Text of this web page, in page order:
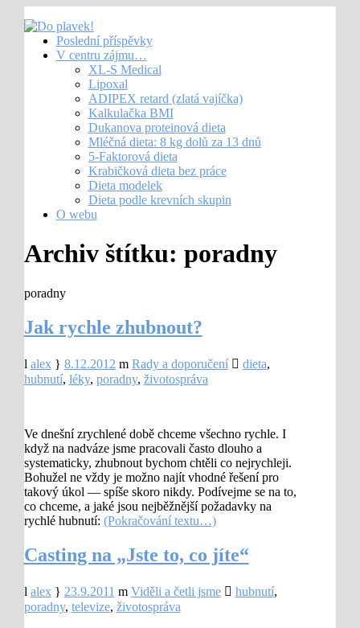
Poslední příspěvky
V centru zájmu…
XL-S Medical
Lipoxal
ADIPEX retard (zlatá vajíčka)
Kalkulačka BMI
Dukanova proteinová dieta
Mléčná dieta: 8 kg dolů za 13 dnů
5-Faktorová dieta
Krabičková dieta bez práce
Dieta modelek
Dieta podle krevních skupin
O webu
Archiv štítku: poradny
poradny
Jak rychle zhubnout?
alex 8.12.2012 Rady a doporučení dieta,
hubnutí, léky, poradny, životospráva
Ve dnešní zrychlené době chceme všechno rychle. I
když na nadváze jsme pracovali často dlouho a
systematicky, zhubnout bychom chtěli co nejrychleji.
Bohužel ne vždy je možno najít vhodné řešení pro
takový úkol — spíše skoro nikdy. Podívejme se na to,
co chceme, a jaké jsou nejběžnější požadavky na
rychlé hubnutí: (Pokračování textu…)
Casting na „Jste to, co jíte“
alex 23.9.2011 Viděli a četli jsme hubnutí,
poradny, televize, životospráva